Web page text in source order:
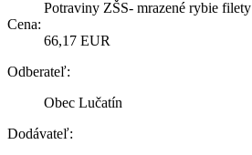
Potraviny ZŠS- mrazené rybie filety
Cena:
66,17 EUR
Odberateľ:
Obec Lučatín
Dodávateľ: